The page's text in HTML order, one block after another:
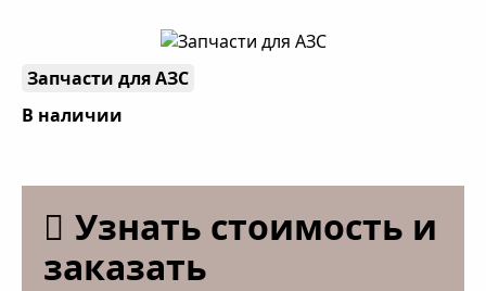
Запчасти для АЗС
В наличии
Узнать стоимость и
заказать